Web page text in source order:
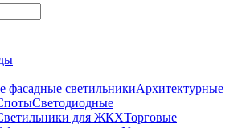
фасадные светильникиАрхитектурные
Светодиодные
для ЖКХТорговые